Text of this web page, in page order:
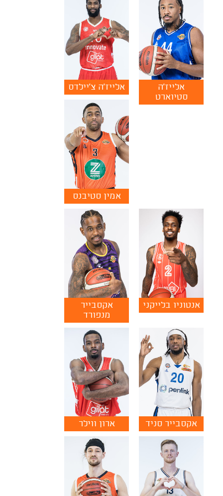
אלייז'ה
סטיוארט
אלייז'ה צ'יילדס
אמין סטיבנס
אנטוניו בלייקני
אקסבייר
מנפורד
אקסבייר סניד ארון ווילר